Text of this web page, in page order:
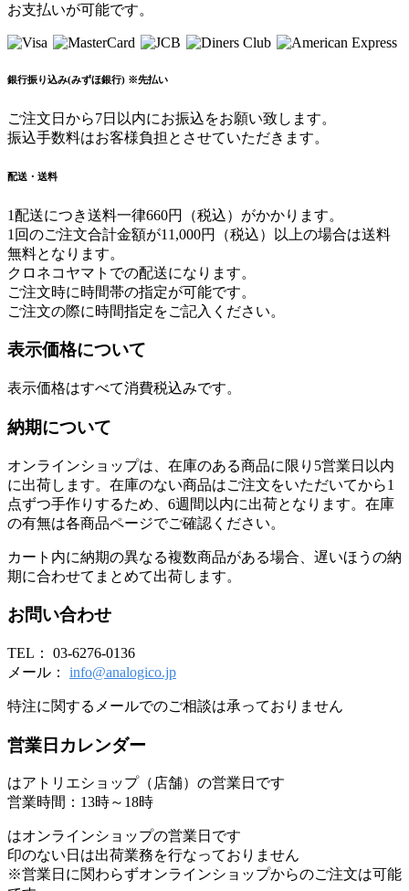
お支払いが可能です。
銀行振り込み(みずほ銀行) ※先払い
ご注文日から7日以内にお振込をお願い致します。
振込手数料はお客様負担とさせていただきます。
配送・送料
1配送につき送料一律660円（税込）がかかります。
1回のご注文合計金額が11,000円（税込）以上の場合は送料
無料となります。
クロネコヤマトでの配送になります。
ご注文時に時間帯の指定が可能です。
ご注文の際に時間指定をご記入ください。
表示価格について
表示価格はすべて消費税込みです。
納期について
オンラインショップは、在庫のある商品に限り5営業日以内
に出荷します。在庫のない商品はご注文をいただいてから1
点ずつ手作りするため、6週間以内に出荷となります。在庫
の有無は各商品ページでご確認ください。
カート内に納期の異なる複数商品がある場合、遅いほうの納
期に合わせてまとめて出荷します。
お問い合わせ
TEL： 03-6276-0136
メール： info@analogico.jp
特注に関するメールでのご相談は承っておりません
営業日カレンダー
はアトリエショップ（店舗）の営業日です
営業時間：13時～18時
はオンラインショップの営業日です
印のない日は出荷業務を行なっておりません
※営業日に関わらずオンラインショップからのご注文は可能